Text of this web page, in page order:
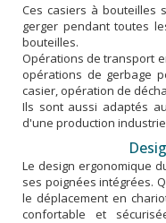
Ces casiers à bouteilles
gerger pendant toutes
bouteilles.
Opérations de transport
opérations de gerbage
casier, opération de
Ils sont aussi adaptés
d'une production
Le design ergonomique
ses poignées intégrées.
le déplacement en
confortable et